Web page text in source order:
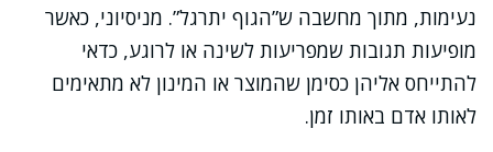
נעימות, מתוך מחשבה ש”הגוף יתרגל”. מניסיוני, כאשר
מופיעות תגובות שמפריעות לשינה או לרוגע, כדאי
להתייחס אליהן כסימן שהמוצר או המינון לא מתאימים
לאותו אדם באותו זמן.